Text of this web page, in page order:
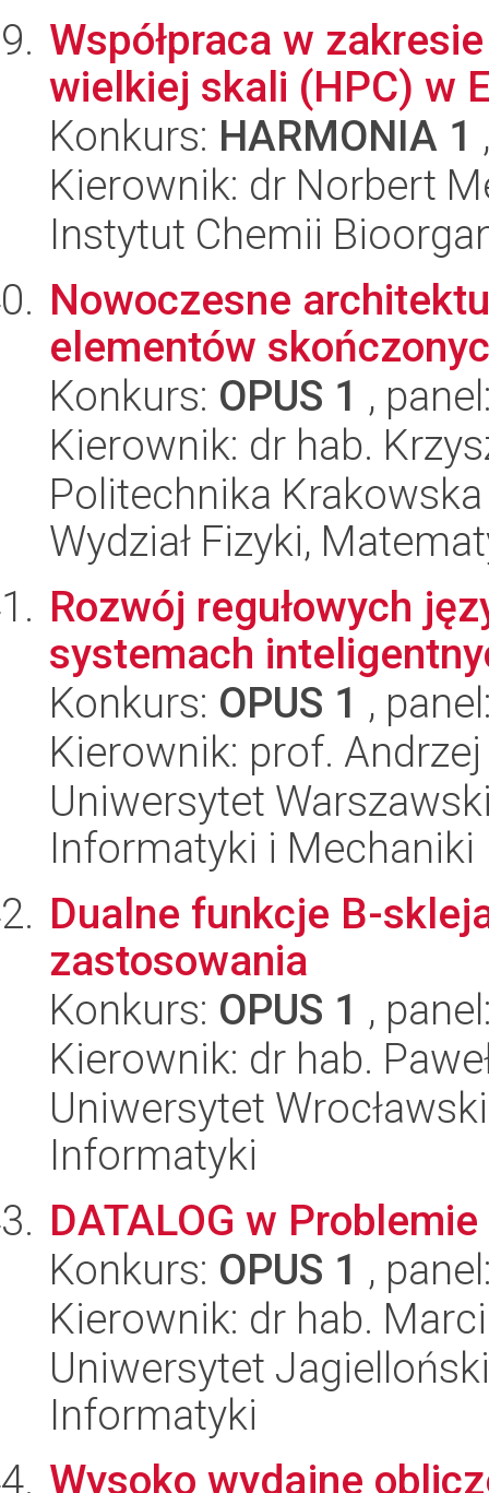
Współpraca w
wielkiej skali (HPC) w
Konkurs: HARMONIA 1
Kierownik: dr Norbert
Instytut Chemii
Nowoczesne
elementów
Konkurs: OPUS 1 ,
Kierownik: dr hab.
Politechnika
Wydział Fizyki,
Rozwój regułowych
systemach
Konkurs: OPUS 1 ,
Kierownik: prof. Andrzej
Uniwersytet
Informatyki i Mechaniki
Dualne funkcje B-
zastosowania
Konkurs: OPUS 1 ,
Kierownik: dr hab.
Uniwersytet
Informatyki
DATALOG w
Konkurs: OPUS 1 ,
Kierownik: dr hab.
Uniwersytet
Informatyki
Wysoko wydajne